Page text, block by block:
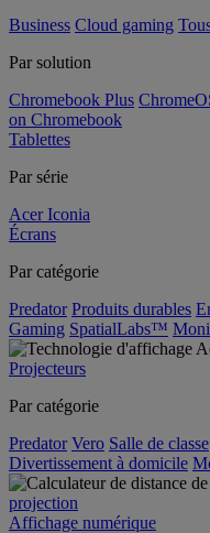
Business Cloud gaming
Par solution
Chromebook Plus
on Chromebook
Tablettes
Par série
Acer Iconia
Écrans
Par catégorie
Predator Produits durables
Gaming SpatialLabs™
Projecteurs
Par catégorie
Predator Vero Salle de classe
Divertissement à domicile
projection
Affichage numérique